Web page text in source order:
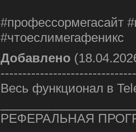
#профессормегасайт
#чтоеслимегафеникс
Добавлено
Весь функционал в
РЕФЕРАЛЬНАЯ